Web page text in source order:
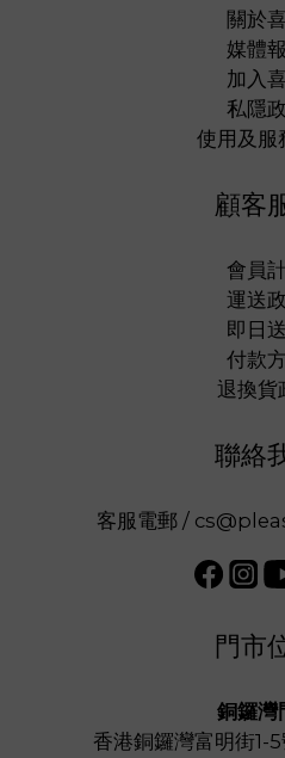
關於
媒體
加入
私隱
使用及服
顧客
會員
運送
即日
付款
退換貨
聯絡
客服電郵 /
門市
銅鑼灣
香港銅鑼灣富明街1-